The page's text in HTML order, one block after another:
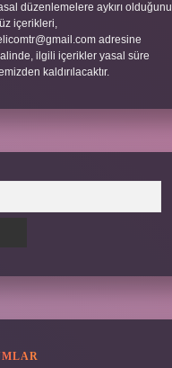
düzenlemelere aykırı olduğunu
içerikleri,
adresine
ilgili içerikler yasal süre
kaldırılacaktır.